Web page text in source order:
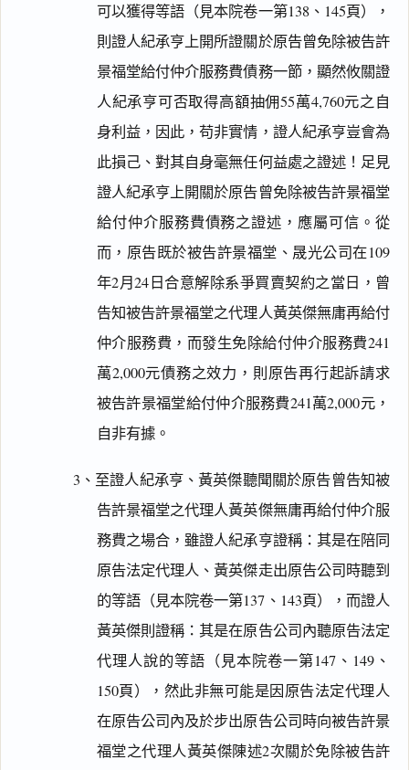
可以獲得等語（見本院卷一第138、145頁），
則證人紀承亨上開所證關於原告曾免除被告許
景福堂給付仲介服務費債務一節，顯然攸關證
人紀承亨可否取得高額抽佣55萬4,760元之自
身利益，因此，苟非實情，證人紀承亨豈會為
此損己、對其自身毫無任何益處之證述！足見
證人紀承亨上開關於原告曾免除被告許景福堂
給付仲介服務費債務之證述，應屬可信。從
而，原告既於被告許景福堂、晟光公司在109
年2月24日合意解除系爭買賣契約之當日，曾
告知被告許景福堂之代理人黃英傑無庸再給付
仲介服務費，而發生免除給付仲介服務費241
萬2,000元債務之效力，則原告再行起訴請求
被告許景福堂給付仲介服務費241萬2,000元，
自非有據。
3、至證人紀承亨、黃英傑聽聞關於原告曾告知被
告許景福堂之代理人黃英傑無庸再給付仲介服
務費之場合，雖證人紀承亨證稱：其是在陪同
原告法定代理人、黃英傑走出原告公司時聽到
的等語（見本院卷一第137、143頁），而證人
黃英傑則證稱：其是在原告公司內聽原告法定
代理人說的等語（見本院卷一第147、149、
150頁），然此非無可能是因原告法定代理人
在原告公司內及於步出原告公司時向被告許景
福堂之代理人黃英傑陳述2次關於免除被告許